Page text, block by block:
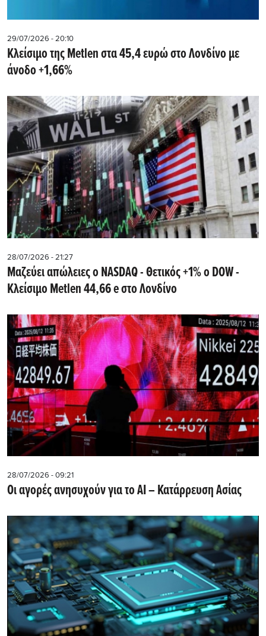
29/07/2026 - 20:10
Kλείσιμο της Metlen στα 45,4 ευρώ στο Λονδίνο με
άνοδο +1,66%
28/07/2026 - 21:27
Μαζεύει απώλειες ο NASDAQ - Θετικός +1% ο DOW -
Kλείσιμο Metlen 44,66 e στο Λονδίνο
28/07/2026 - 09:21
Οι αγορές ανησυχούν για το AI – Κατάρρευση Ασίας